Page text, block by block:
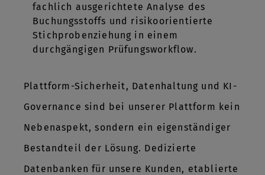
fachlich ausgerichtete Analyse des
Buchungsstoffs und risikoorientierte
Stichprobenziehung in einem
durchgängigen Prüfungsworkflow.
Plattform-Sicherheit, Datenhaltung und KI-
Governance sind bei unserer Plattform kein
Nebenaspekt, sondern ein eigenständiger
Bestandteil der Lösung. Dedizierte
Datenbanken für unsere Kunden, etablierte